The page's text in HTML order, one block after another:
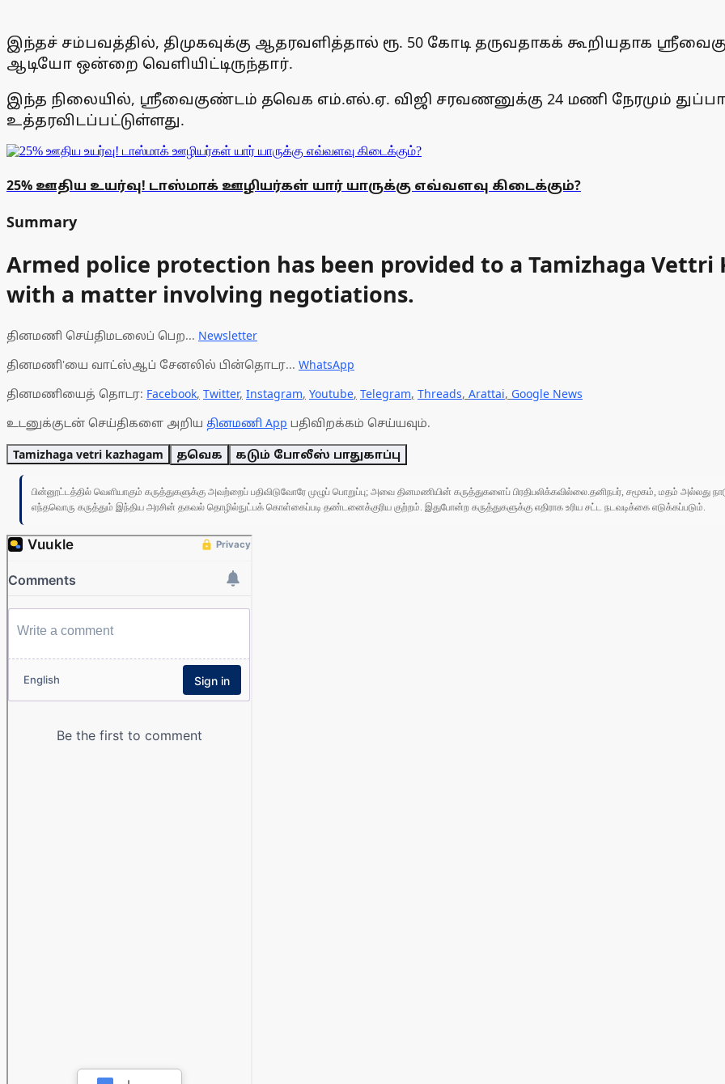
இந்தச் சம்பவத்தில், திமுகவுக்கு ஆதரவளித்தால் ரூ. 50 கோடி தருவதாகக் கூறியதாக
ஆடியோ ஒன்றை வெளியிட்டிருந்தார்.
இந்த நிலையில், ஸ்ரீவைகுண்டம் தவெக எம்.எல்.ஏ. விஜி சரவணனுக்கு 24 மணி நேரமும்
உத்தரவிடப்பட்டுள்ளது.
25% ஊதிய உயர்வு! டாஸ்மாக் ஊழியர்கள் யார் யாருக்கு எவ்வளவு கிடைக்கும்?
Summary
Armed police protection has been provided to a Tamizhaga Vettri
with a matter involving negotiations.
தினமணி செய்திமடலைப் பெற... Newsletter
தினமணி'யை வாட்ஸ்ஆப் சேனலில் பின்தொடர... WhatsApp
தினமணியைத் தொடர: Facebook, Twitter, Instagram, Youtube, Telegram, Threads, Arattai, Google News
உடனுக்குடன் செய்திகளை அறிய தினமணி App பதிவிறக்கம் செய்யவும்.
Tamizhaga vetri kazhagam தவெக கடும் போலீஸ் பாதுகாப்பு
பின்னூட்டத்தில் வெளியாகும் கருத்துகளுக்கு அவற்றைப் பதிவிடுவோரே முழுப் பொறுப்பு; அவை தினமணியின் கருத்துகளைப் பிரதிபலிக்கவில்லை.தனிநபர், சமூகம், மதம் அல்லது
எந்தவொரு கருத்தும் இந்திய அரசின் தகவல் தொழில்நுட்பக் கொள்கைப்படி தண்டனைக்குரிய குற்றம். இதுபோன்ற கருத்துகளுக்கு எதிராக உரிய சட்ட நடவடிக்கை எடுக்கப்படும்.